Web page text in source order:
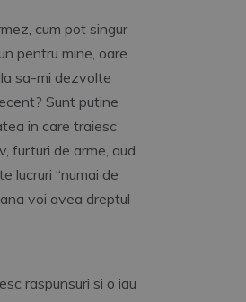
cum pot singur
pentru mine, oare
sa-mi dezvolte
Sunt putine
in care traiesc
furturi de arme, aud
lucruri “numai de
voi avea dreptul
raspunsuri si o iau